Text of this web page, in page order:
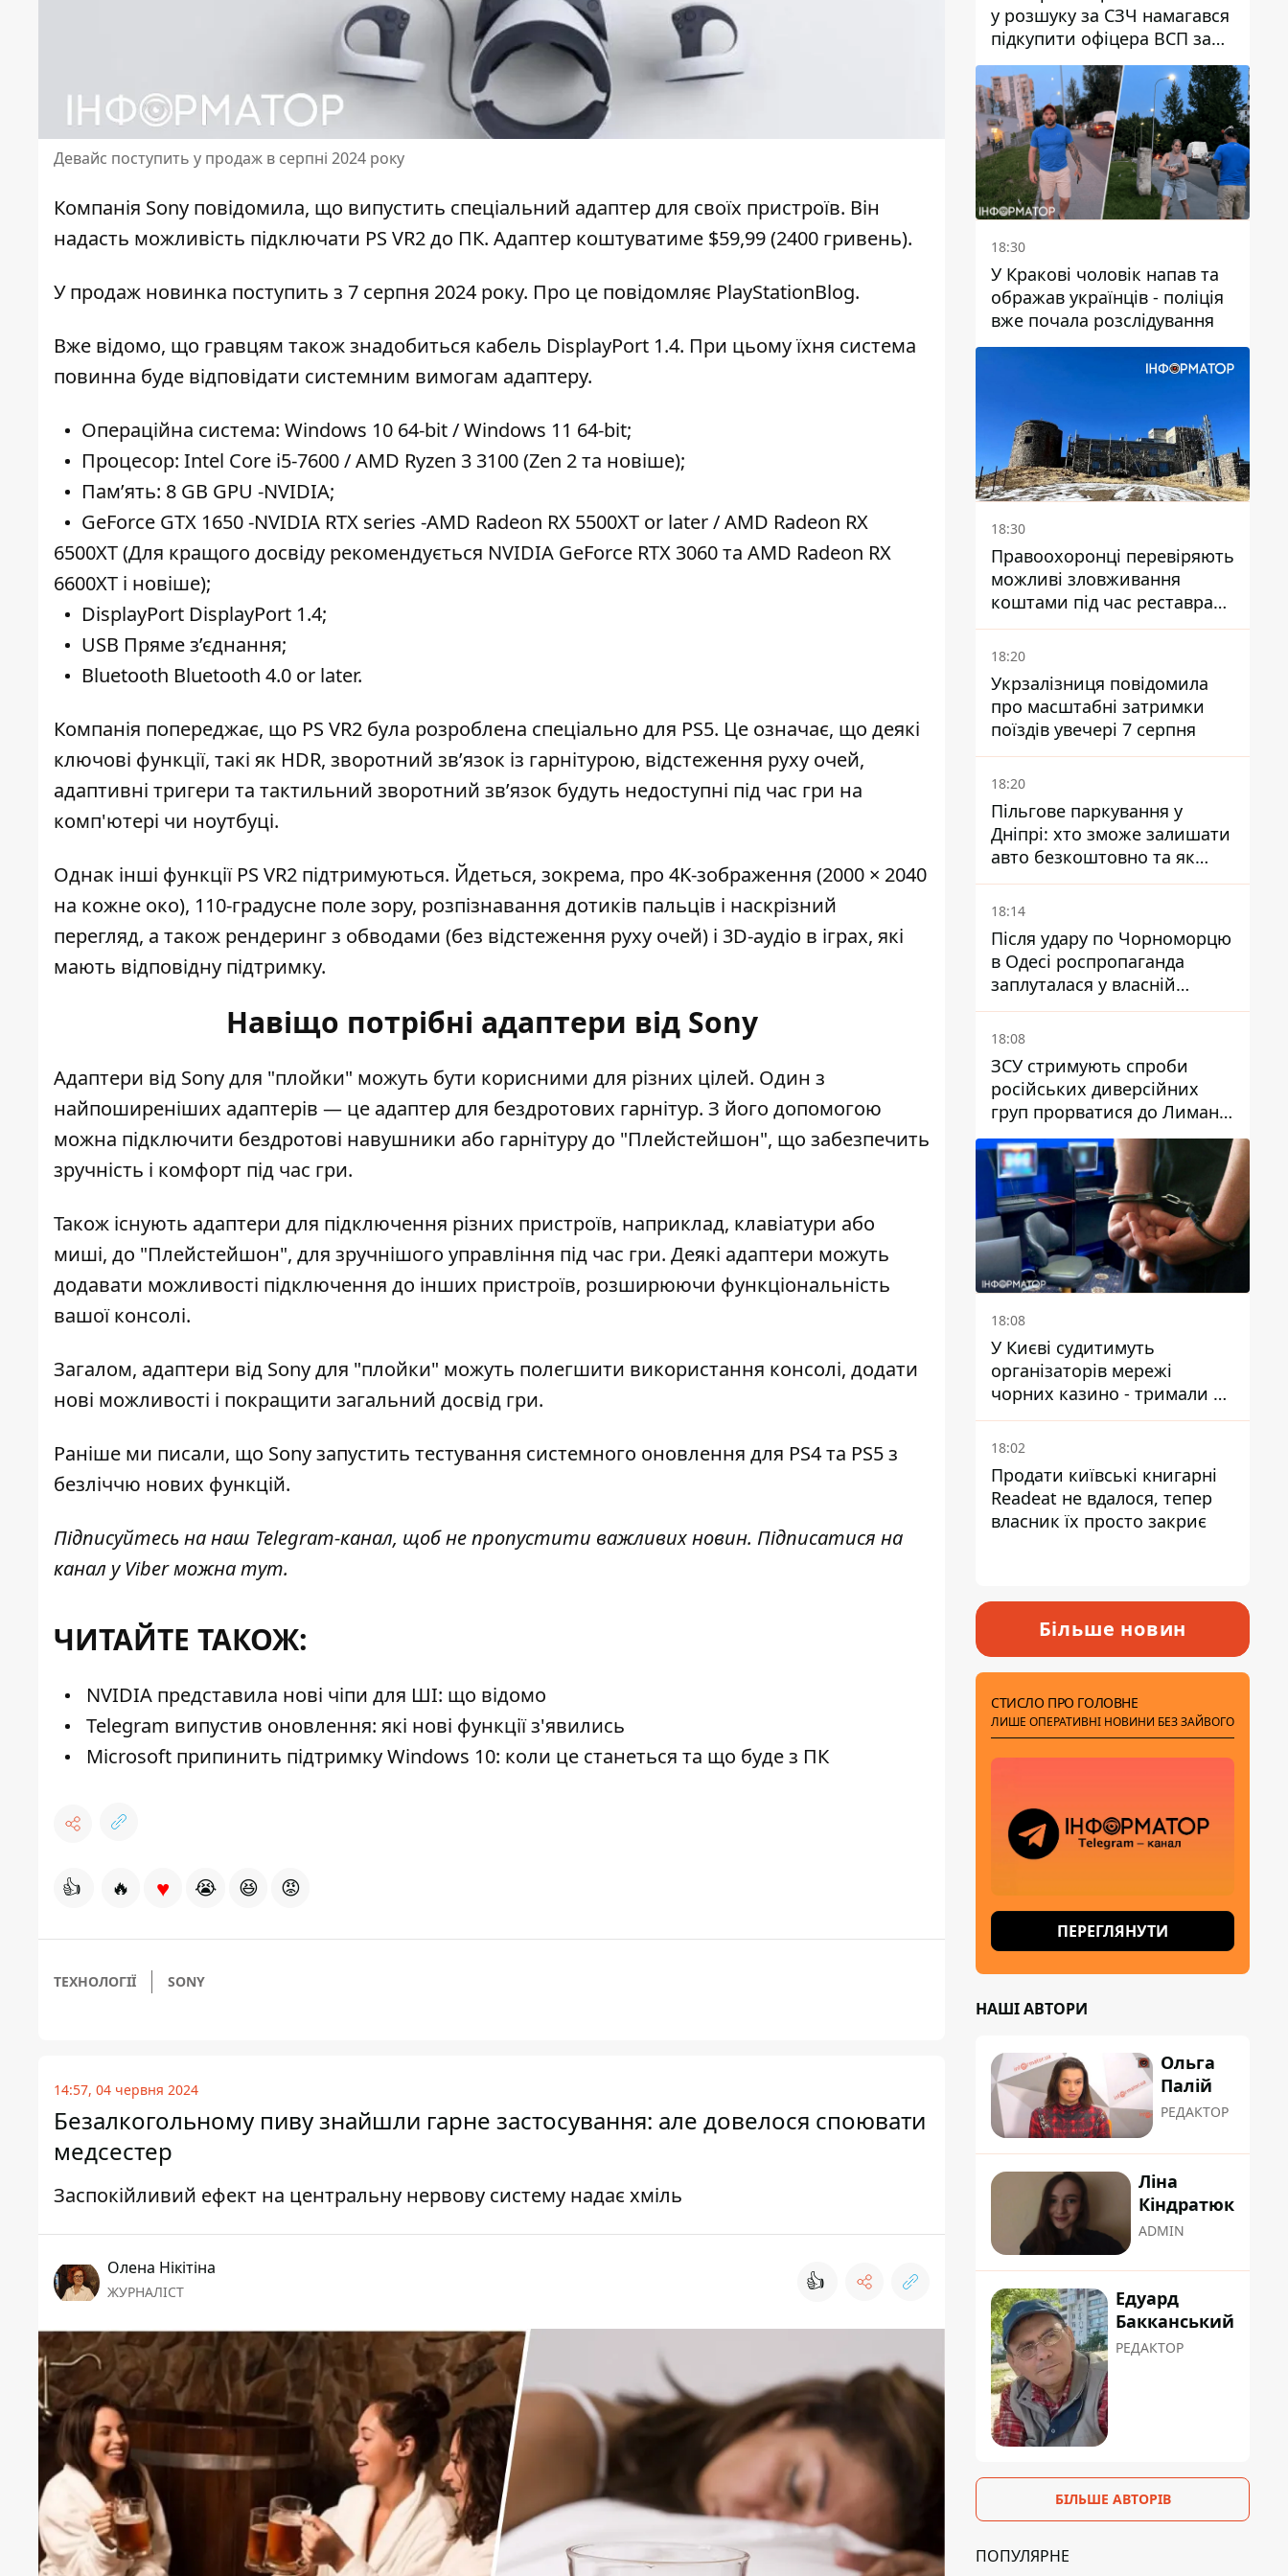
Девайс поступить у продаж в серпні 2024 року
Компанія Sony повідомила, що випустить спеціальний адаптер для своїх пристроїв. Він
надасть можливість підключати PS VR2 до ПК. Адаптер коштуватиме $59,99 (2400 гривень).
У продаж новинка поступить з 7 серпня 2024 року. Про це повідомляє PlayStationBlog.
Вже відомо, що гравцям також знадобиться кабель DisplayPort 1.4. При цьому їхня система
повинна буде відповідати системним вимогам адаптеру.
Операційна система: Windows 10 64-bit / Windows 11 64-bit;
Процесор: Intel Core i5-7600 / AMD Ryzen 3 3100 (Zen 2 та новіше);
Пам’ять: 8 GB GPU -NVIDIA;
GeForce GTX 1650 -NVIDIA RTX series -AMD Radeon RX 5500XT or later / AMD Radeon RX
6500XT (Для кращого досвіду рекомендується NVIDIA GeForce RTX 3060 та AMD Radeon RX
6600XT і новіше);
DisplayPort DisplayPort 1.4;
USB Пряме з’єднання;
Bluetooth Bluetooth 4.0 or later.
Компанія попереджає, що PS VR2 була розроблена спеціально для PS5. Це означає, що деякі
ключові функції, такі як HDR, зворотний зв’язок із гарнітурою, відстеження руху очей,
адаптивні тригери та тактильний зворотний зв’язок будуть недоступні під час гри на
комп'ютері чи ноутбуці.
Однак інші функції PS VR2 підтримуються. Йдеться, зокрема, про 4K-зображення (2000 × 2040
на кожне око), 110-градусне поле зору, розпізнавання дотиків пальців і наскрізний
перегляд, а також рендеринг з обводами (без відстеження руху очей) і 3D-аудіо в іграх, які
мають відповідну підтримку.
Навіщо потрібні адаптери від Sony
Адаптери від Sony для "плойки" можуть бути корисними для різних цілей. Один з
найпоширеніших адаптерів — це адаптер для бездротових гарнітур. З його допомогою
можна підключити бездротові навушники або гарнітуру до "Плейстейшон", що забезпечить
зручність і комфорт під час гри.
Також існують адаптери для підключення різних пристроїв, наприклад, клавіатури або
миші, до "Плейстейшон", для зручнішого управління під час гри. Деякі адаптери можуть
додавати можливості підключення до інших пристроїв, розширюючи функціональність
вашої консолі.
Загалом, адаптери від Sony для "плойки" можуть полегшити використання консолі, додати
нові можливості і покращити загальний досвід гри.
Раніше ми писали, що Sony запустить тестування системного оновлення для PS4 та PS5 з
безліччю нових функцій.
Підписуйтесь на наш Telegram-канал, щоб не пропустити важливих новин. Підписатися на
канал у Viber можнатут.
ЧИТАЙТЕ ТАКОЖ:
NVIDIA представила нові чіпи для ШІ: що відомо
Telegram випустив оновлення: які нові функції з'явились
Microsoft припинить підтримку Windows 10: коли це станеться та що буде з ПК
👍 🔥 ♥ 😭 😆 😡
ТЕХНОЛОГІЇ SONY
14:57, 04 червня 2024
Безалкогольному пиву знайшли гарне застосування: але довелося споювати
медсестер
Заспокійливий ефект на центральну нервову систему надає хміль
Олена Нікітіна
ЖУРНАЛІСТ 👍
у розшуку за СЗЧ намагався
підкупити офіцера ВСП за
40 тисяч гривень
18:30
У Кракові чоловік напав та
ображав українців - поліція
вже почала розслідування
18:30
Правоохоронці перевіряють
можливі зловживання
коштами під час реставрації
обсерваторії на Піп Івані
18:20
Укрзалізниця повідомила
про масштабні затримки
поїздів увечері 7 серпня
18:20
Пільгове паркування у
Дніпрі: хто зможе залишати
авто безкоштовно та як
оформити електронну
картку
18:14
Після удару по Чорноморцю
в Одесі роспропаганда
заплуталася у власній
брехні
18:08
ЗСУ стримують спроби
російських диверсійних
груп прорватися до Лимана
- Трегубов
18:08
У Києві судитимуть
організаторів мережі
чорних казино - тримали 39
закладів
18:02
Продати київські книгарні
Readeat не вдалося, тепер
власник їх просто закриє
Більше новин
СТИСЛО ПРО ГОЛОВНЕ
ЛИШЕ ОПЕРАТИВНІ НОВИНИ БЕЗ ЗАЙВОГО
ПЕРЕГЛЯНУТИ
НАШІ АВТОРИ
Ольга
Палій
РЕДАКТОР
Ліна
Кіндратюк
ADMIN
Едуард
Бакканський
РЕДАКТОР
БІЛЬШЕ АВТОРІВ
ПОПУЛЯРНЕ